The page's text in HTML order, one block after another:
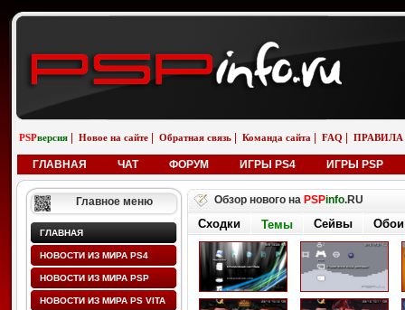
PSPверсия Новое на сайте Обратная связь Команда сайта FAQ ПРАВИЛА
ГЛАВНАЯ ЧАТ ФОРУМ ИГРЫ PS4 ИГРЫ PSP
Главное меню
ГЛАВНАЯ
НОВОСТИ ИЗ МИРА PS4
НОВОСТИ ИЗ МИРА PSP
НОВОСТИ ИЗ МИРА PS VITA
Обзор нового на PSPinfo.RU
Сходки Темы Сейвы Обои